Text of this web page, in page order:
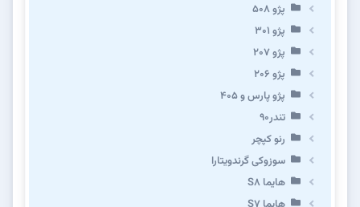
پژو ۵۰۸
پژو 301
پژو ۲۰۷
پژو ۲۰۶
پژو پارس و ۴۰۵
تندر۹۰
رنو کپچر
سوزوکی گرندویتارا
هایما S8